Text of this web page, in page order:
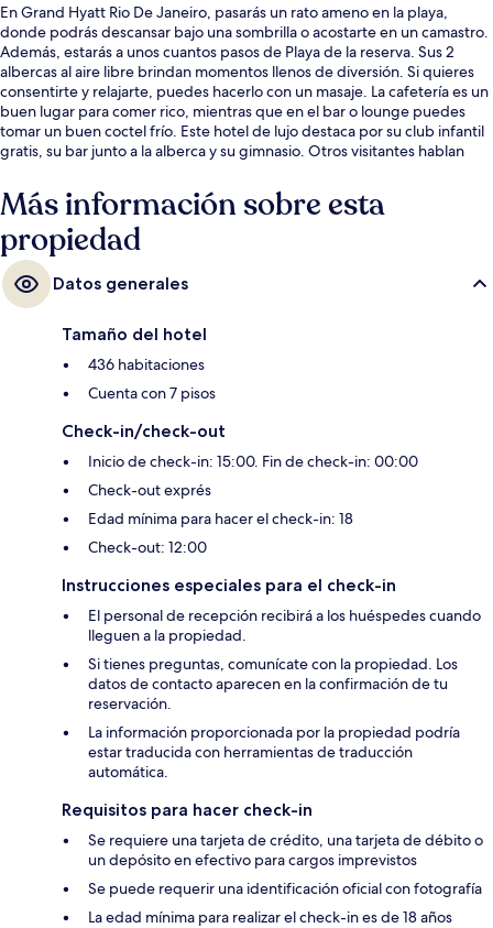
En Grand Hyatt Rio De Janeiro, pasarás un rato ameno en la playa,
donde podrás descansar bajo una sombrilla o acostarte en un camastro.
Además, estarás a unos cuantos pasos de Playa de la reserva. Sus 2
albercas al aire libre brindan momentos llenos de diversión. Si quieres
consentirte y relajarte, puedes hacerlo con un masaje. La cafetería es un
buen lugar para comer rico, mientras que en el bar o lounge puedes
tomar un buen coctel frío. Este hotel de lujo destaca por su club infantil
gratis, su bar junto a la alberca y su gimnasio. Otros visitantes hablan
la cercanía con la playa.
Más información sobre esta
propiedad
Datos generales
Tamaño del hotel
436 habitaciones
Cuenta con 7 pisos
Check-in/check-out
Inicio de check-in: 15:00. Fin de check-in: 00:00
Check-out exprés
Edad mínima para hacer el check-in: 18
Check-out: 12:00
Instrucciones especiales para el check-in
El personal de recepción recibirá a los huéspedes cuando
lleguen a la propiedad.
Si tienes preguntas, comunícate con la propiedad. Los
datos de contacto aparecen en la confirmación de tu
reservación.
La información proporcionada por la propiedad podría
estar traducida con herramientas de traducción
automática.
Requisitos para hacer check-in
Se requiere una tarjeta de crédito, una tarjeta de débito o
un depósito en efectivo para cargos imprevistos
Se puede requerir una identificación oficial con fotografía
La edad mínima para realizar el check-in es de 18 años